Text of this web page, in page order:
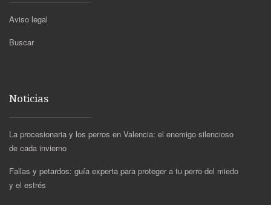
Aviso legal
Buscar
Noticias
La procesionaria y los perros en Valencia: el enemigo silencioso
de cada invierno
Fallas y petardos: guía experta para proteger a tu perro del miedo
y el estrés